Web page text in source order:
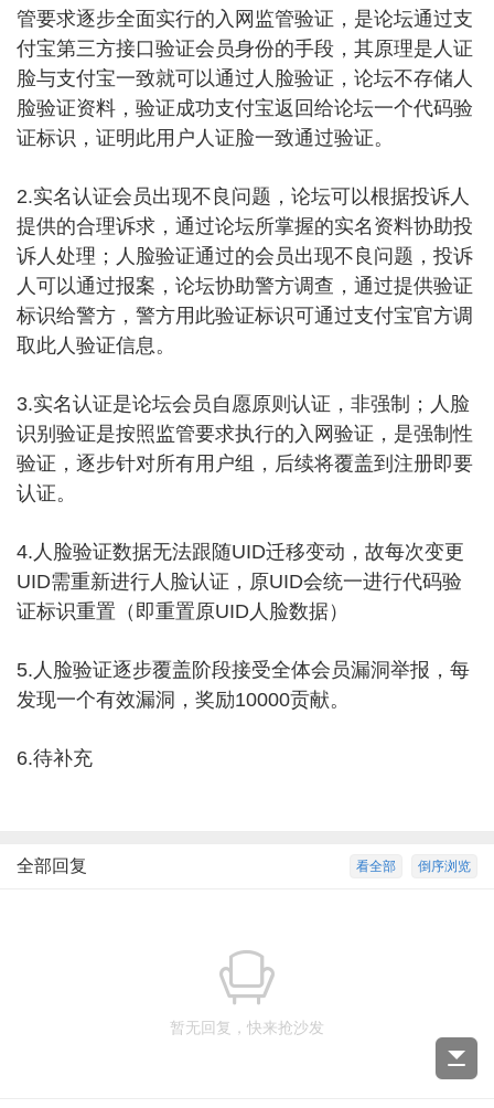
管要求逐步全面实行的入网监管验证，是论坛通过支
付宝第三方接口验证会员身份的手段，其原理是人证
脸与支付宝一致就可以通过人脸验证，论坛不存储人
脸验证资料，验证成功支付宝返回给论坛一个代码验
证标识，证明此用户人证脸一致通过验证。
2.实名认证会员出现不良问题，论坛可以根据投诉人
提供的合理诉求，通过论坛所掌握的实名资料协助投
诉人处理；人脸验证通过的会员出现不良问题，投诉
人可以通过报案，论坛协助警方调查，通过提供验证
标识给警方，警方用此验证标识可通过支付宝官方调
取此人验证信息。
3.实名认证是论坛会员自愿原则认证，非强制；人脸
识别验证是按照监管要求执行的入网验证，是强制性
验证，逐步针对所有用户组，后续将覆盖到注册即要
认证。
4.人脸验证数据无法跟随UID迁移变动，故每次变更
UID需重新进行人脸认证，原UID会统一进行代码验
证标识重置（即重置原UID人脸数据）
5.人脸验证逐步覆盖阶段接受全体会员漏洞举报，每
发现一个有效漏洞，奖励10000贡献。
6.待补充
倒序浏览
看全部
全部回复
暂无回复，快来抢沙发